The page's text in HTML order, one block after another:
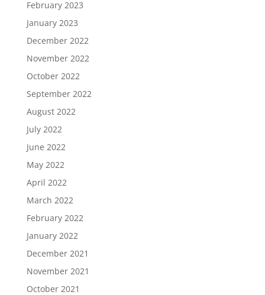
February 2023
January 2023
December 2022
November 2022
October 2022
September 2022
August 2022
July 2022
June 2022
May 2022
April 2022
March 2022
February 2022
January 2022
December 2021
November 2021
October 2021